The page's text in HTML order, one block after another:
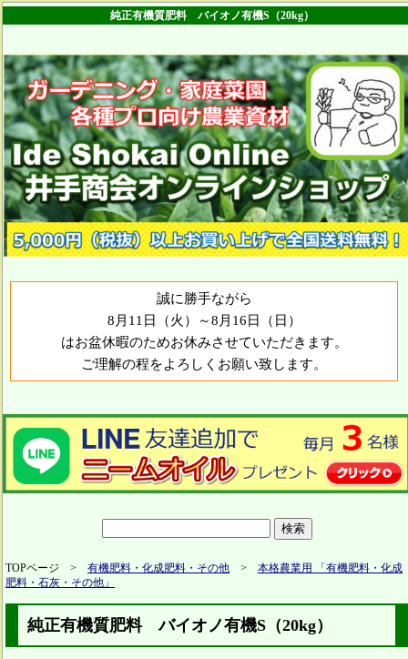
純正有機質肥料 バイオノ有機S（20kg）
誠に勝手ながら
8月11日（火）～8月16日（日）
はお盆休暇のためお休みさせていただきます。
ご理解の程をよろしくお願い致します。
TOPページ > 有機肥料・化成肥料・その他 > 本格農業用 「有機肥料・化成
肥料・石灰・その他」
純正有機質肥料 バイオノ有機S（20kg）